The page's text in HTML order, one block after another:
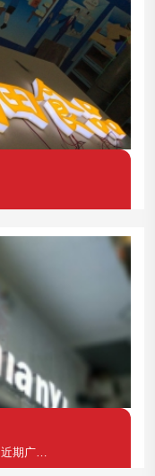
超级字，又叫液态亚克力发光字，是近期广告标识行业推